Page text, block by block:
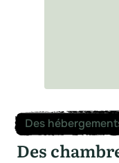
Des
Des